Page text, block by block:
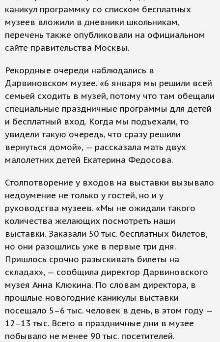
каникул программку со списком бесплатных
музеев вложили в дневники школьникам,
перечень также опубликовали на официальном
сайте правительства Москвы.
Рекордные очереди наблюдались в
Дарвиновском музее. «6 января мы решили всей
семьей сходить в музей, потому что там обещали
специальные праздничные программы для детей
и бесплатный вход. Когда мы подъехали, то
увидели такую очередь, что сразу решили
вернуться домой», — рассказала мать двух
малолетних детей Екатерина Федосова.
Столпотворение у входов на выставки вызывало
недоумение не только у гостей, но и у
руководства музеев. «Мы не ожидали такого
количества желающих посмотреть наши
выставки. Заказали 50 тыс. бесплатных билетов,
но они разошлись уже в первые три дня.
Пришлось срочно разыскивать билеты на
складах», — сообщила директор Дарвиновского
музея Анна Клюкина. По словам директора, в
прошлые новогодние каникулы выставки
посещало 5–6 тыс. человек в день, в этом году —
12–13 тыс. Всего в праздничные дни в музее
побывало не менее 90 тыс. посетителей.